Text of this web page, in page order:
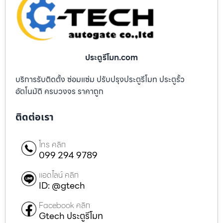
ประตูรีโมท.com
บริการรับติดตั้ง ซ่อมแซ่ม ปรับปรุงประตูรีโมท ประตูรั้ว
อัตโนมัติ ครบวงจร ราคาถูก
ติดต่อเรา
โทร คลิก
099 294 9789
แอดไลน์ คลิก
ID: @gtech
Facebook คลิก
Gtech ประตูรีโมท